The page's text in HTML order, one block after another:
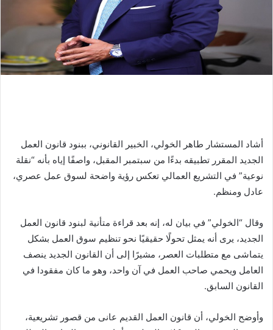
أشاد المستشار طاهر الخولي، الخبير القانوني، ببنود قانون العمل
الجديد المقرر تطبيقه بدءًا من سبتمبر المقبل، واصفًا إياه بأنه “نقلة
نوعية” في التشريع العمالي تعكس رؤية واضحة لسوق عمل عصري،
عادل ومنظم.
وقال “الخولي” في بيان له، إنه بعد قراءة متأنية لبنود قانون العمل
الجديد، يرى أنه يمثل تحولًا حقيقيًا نحو تنظيم سوق العمل بشكل
يتماشى مع متطلبات العصر، مشيرًا إلى أن القانون الجديد ينصف
العامل ويحمي صاحب العمل في آن واحد، وهو ما كان مفقودا في
القانون السابق.
وأوضح الخولي، أن قانون العمل القديم عانى من قصور تشريعية،